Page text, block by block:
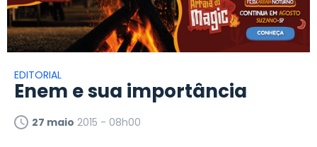
EDITORIAL
Enem e sua importância
27 maio 2015 - 08h00